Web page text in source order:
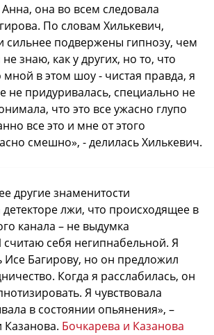
она во всем следовала
По словам Хилькевич,
сильнее подвержены гипнозу, чем
знаю, как у других, но то, что
в этом шоу - чистая правда, я
не придуривалась, специально не
что это все ужасно глупо
все это и мне от этого
смешно», - делилась Хилькевич.
другие знаменитости
лжи, что происходящее в
канала – не выдумка
считаю себя негипнабельной. Я
Исе Багирову, но он предложил
Когда я расслабилась, он
Я чувствовала
в состоянии опьянения», –
Казанова. Бочкарева и Казанова